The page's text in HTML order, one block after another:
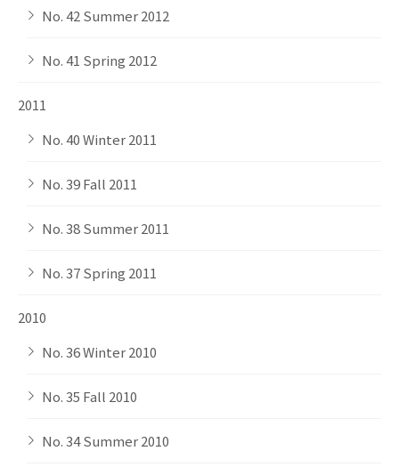
No. 42 Summer 2012
No. 41 Spring 2012
2011
No. 40 Winter 2011
No. 39 Fall 2011
No. 38 Summer 2011
No. 37 Spring 2011
2010
No. 36 Winter 2010
No. 35 Fall 2010
No. 34 Summer 2010